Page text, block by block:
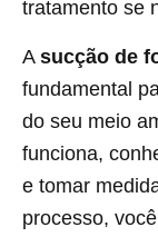
tratamento se
A sucção de
fundamental
do seu meio
funciona,
e tomar
processo,